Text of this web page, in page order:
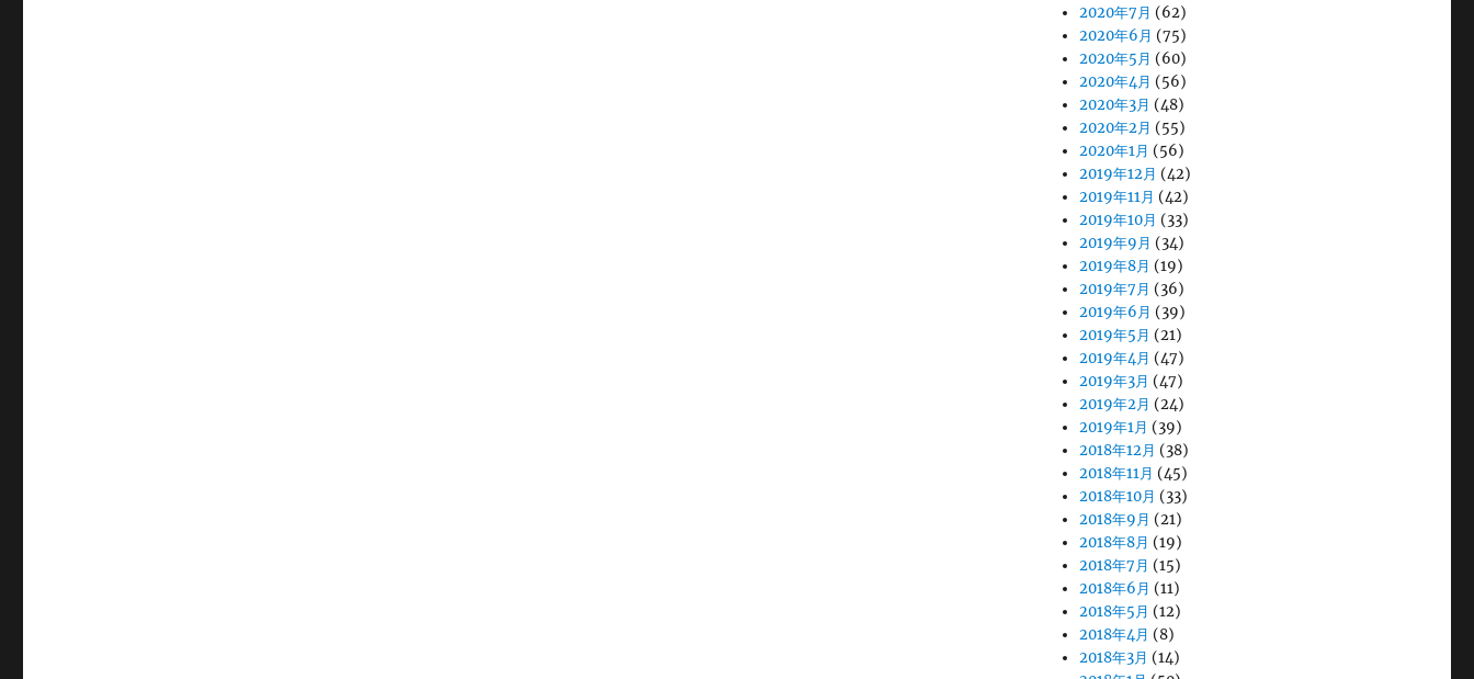
2020年7月 (62)
2020年6月 (75)
2020年5月 (60)
2020年4月 (56)
2020年3月 (48)
2020年2月 (55)
2020年1月 (56)
2019年12月 (42)
2019年11月 (42)
2019年10月 (33)
2019年9月 (34)
2019年8月 (19)
2019年7月 (36)
2019年6月 (39)
2019年5月 (21)
2019年4月 (47)
2019年3月 (47)
2019年2月 (24)
2019年1月 (39)
2018年12月 (38)
2018年11月 (45)
2018年10月 (33)
2018年9月 (21)
2018年8月 (19)
2018年7月 (15)
2018年6月 (11)
2018年5月 (12)
2018年4月 (8)
2018年3月 (14)